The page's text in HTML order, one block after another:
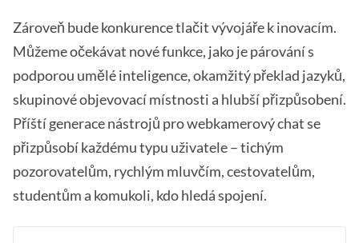
Zároveň bude konkurence tlačit vývojáře k inovacím.
Můžeme očekávat nové funkce, jako je párování s
podporou umělé inteligence, okamžitý překlad jazyků,
skupinové objevovací místnosti a hlubší přizpůsobení.
Příští generace nástrojů pro webkamerový chat se
přizpůsobí každému typu uživatele – tichým
pozorovatelům, rychlým mluvčím, cestovatelům,
studentům a komukoli, kdo hledá spojení.